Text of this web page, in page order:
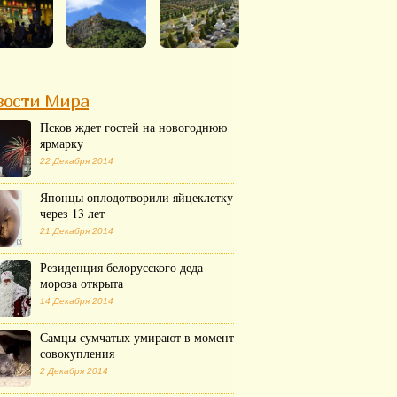
Мира
Псков ждет гостей на новогоднюю
ярмарку
22 Декабря 2014
Японцы оплодотворили яйцеклетку
через 13 лет
21 Декабря 2014
Резиденция белорусского деда
мороза открыта
14 Декабря 2014
Самцы сумчатых умирают в момент
совокупления
2 Декабря 2014